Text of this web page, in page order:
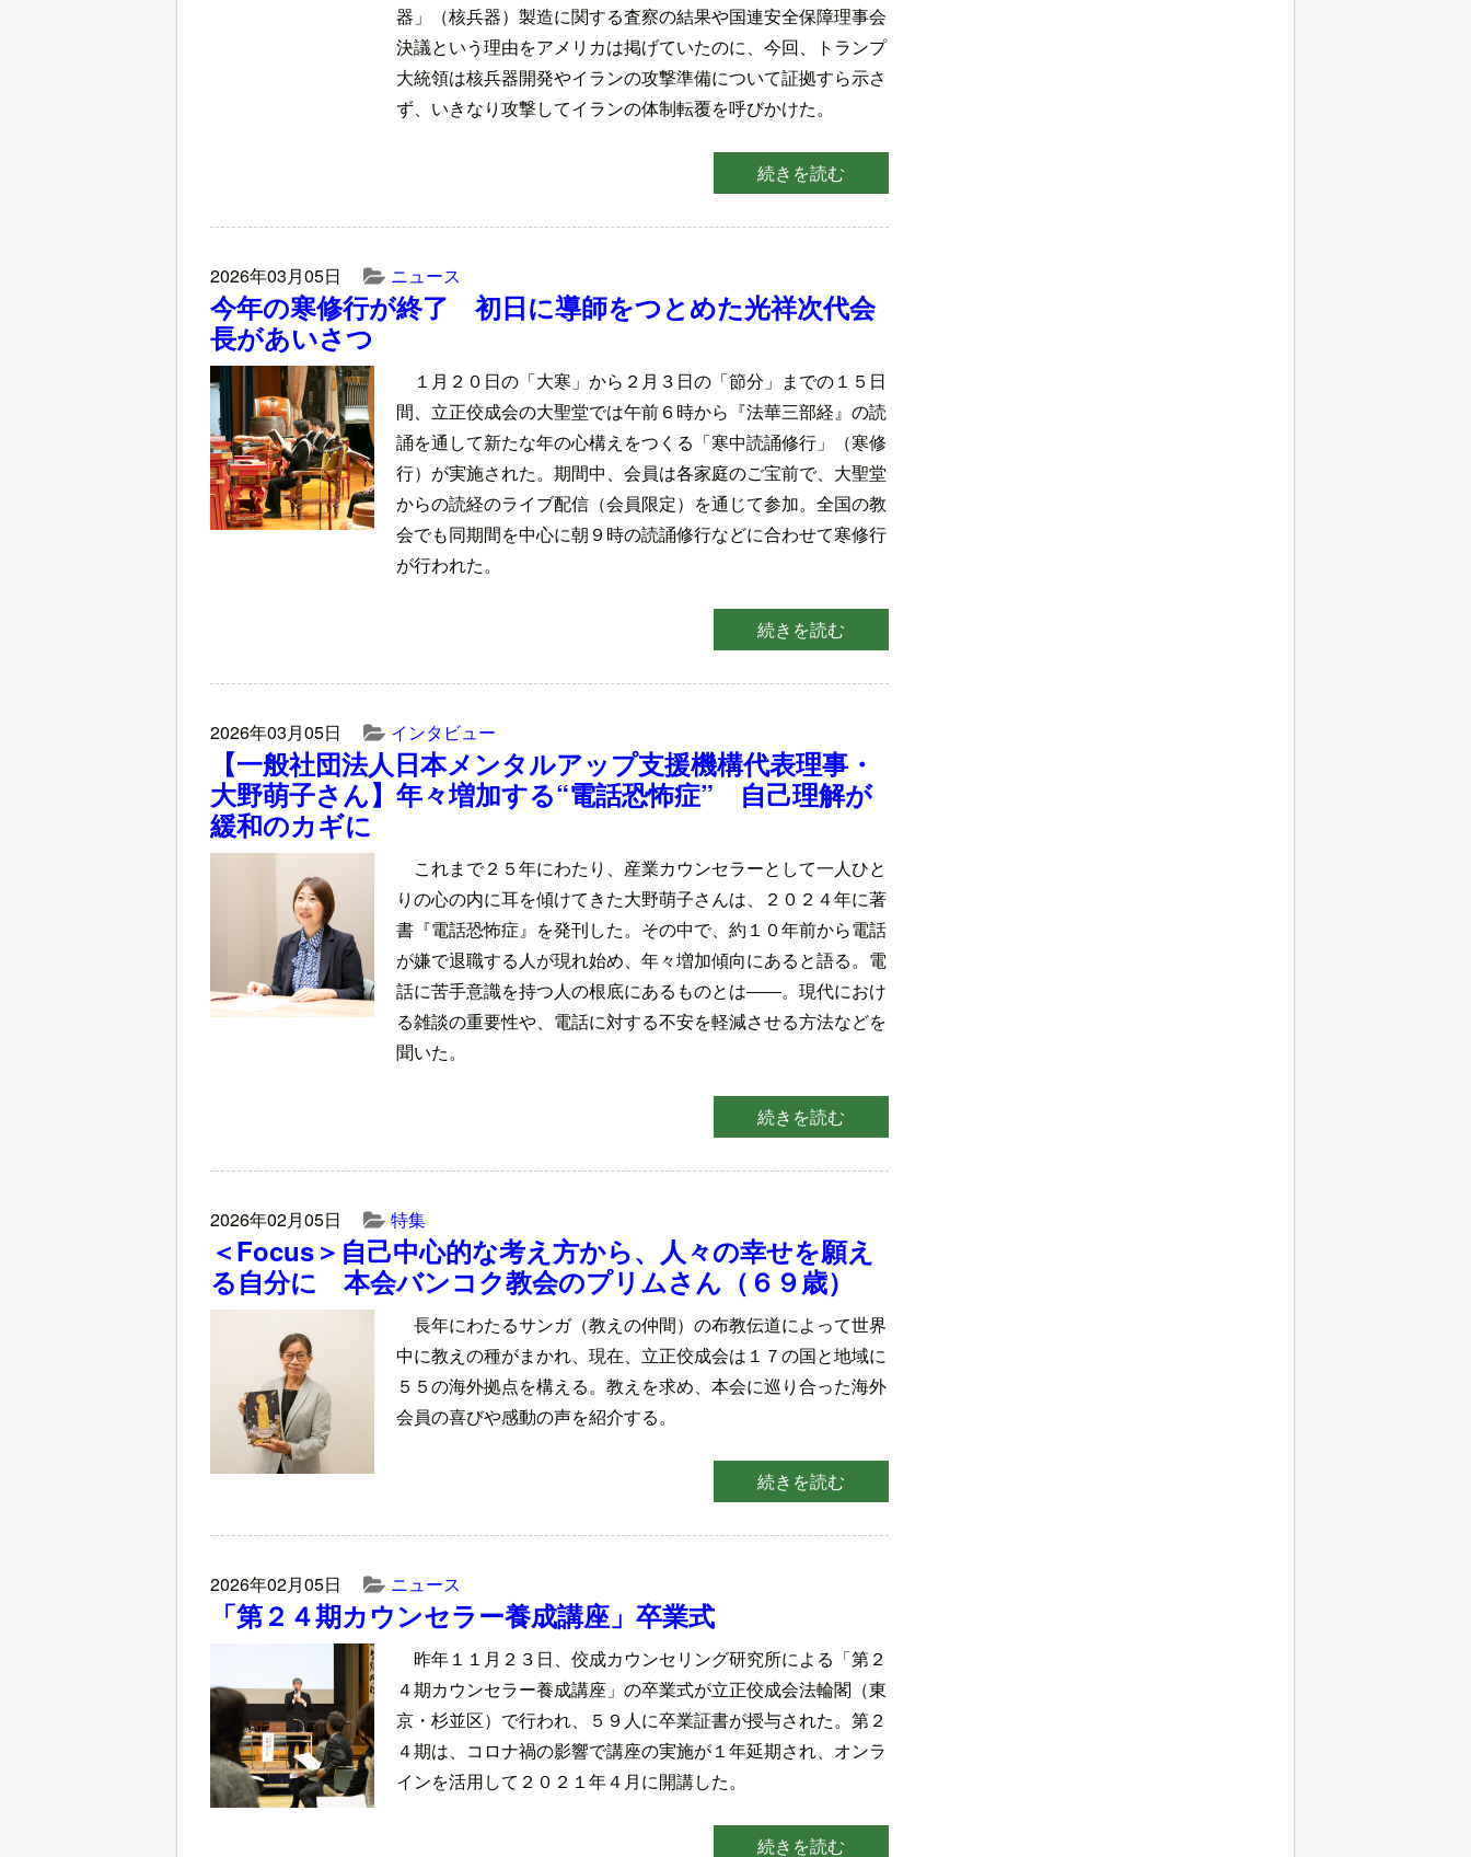
器」（核兵器）製造に関する査察の結果や国連安全保障理事会
決議という理由をアメリカは掲げていたのに、今回、トランプ
大統領は核兵器開発やイランの攻撃準備について証拠すら示さ
ず、いきなり攻撃してイランの体制転覆を呼びかけた。
続きを読む
2026年03月05日 ニュース
今年の寒修行が終了 初日に導師をつとめた光祥次代会
長があいさつ
１月２０日の「大寒」から２月３日の「節分」までの１５日
間、立正佼成会の大聖堂では午前６時から『法華三部経』の読
誦を通して新たな年の心構えをつくる「寒中読誦修行」（寒修
行）が実施された。期間中、会員は各家庭のご宝前で、大聖堂
からの読経のライブ配信（会員限定）を通じて参加。全国の教
会でも同期間を中心に朝９時の読誦修行などに合わせて寒修行
が行われた。
続きを読む
2026年03月05日 インタビュー
【一般社団法人日本メンタルアップ支援機構代表理事・
大野萌子さん】年々増加する“電話恐怖症” 自己理解が
緩和のカギに
これまで２５年にわたり、産業カウンセラーとして一人ひと
りの心の内に耳を傾けてきた大野萌子さんは、２０２４年に著
書『電話恐怖症』を発刊した。その中で、約１０年前から電話
が嫌で退職する人が現れ始め、年々増加傾向にあると語る。電
話に苦手意識を持つ人の根底にあるものとは――。現代におけ
る雑談の重要性や、電話に対する不安を軽減させる方法などを
聞いた。
続きを読む
2026年02月05日 特集
＜Focus＞自己中心的な考え方から、人々の幸せを願え
る自分に 本会バンコク教会のプリムさん（６９歳）
長年にわたるサンガ（教えの仲間）の布教伝道によって世界
中に教えの種がまかれ、現在、立正佼成会は１７の国と地域に
５５の海外拠点を構える。教えを求め、本会に巡り合った海外
会員の喜びや感動の声を紹介する。
続きを読む
2026年02月05日 ニュース
「第２４期カウンセラー養成講座」卒業式
昨年１１月２３日、佼成カウンセリング研究所による「第２
４期カウンセラー養成講座」の卒業式が立正佼成会法輪閣（東
京・杉並区）で行われ、５９人に卒業証書が授与された。第２
４期は、コロナ禍の影響で講座の実施が１年延期され、オンラ
インを活用して２０２１年４月に開講した。
続きを読む